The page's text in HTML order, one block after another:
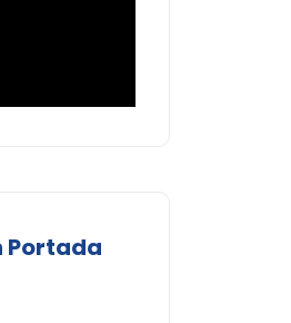
Portada